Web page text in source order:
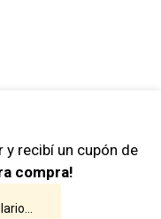
y recibí un cupón de
compra!